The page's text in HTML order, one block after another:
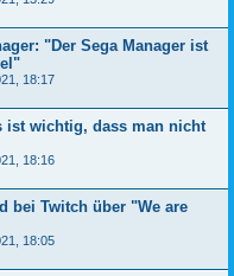
"Der Sega Manager ist
18:17
ist wichtig, dass man nicht
18:16
bei Twitch über "We are
18:05